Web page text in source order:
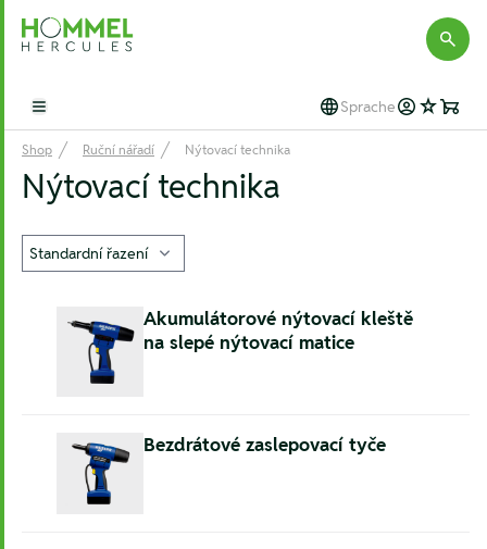
Hommel Hercules
Open main menu Sprache
Shop Ruční nářadí Nýtovací technika
Nýtovací technika
Akumulátorové nýtovací kleště
na slepé nýtovací matice
Bezdrátové zaslepovací tyče